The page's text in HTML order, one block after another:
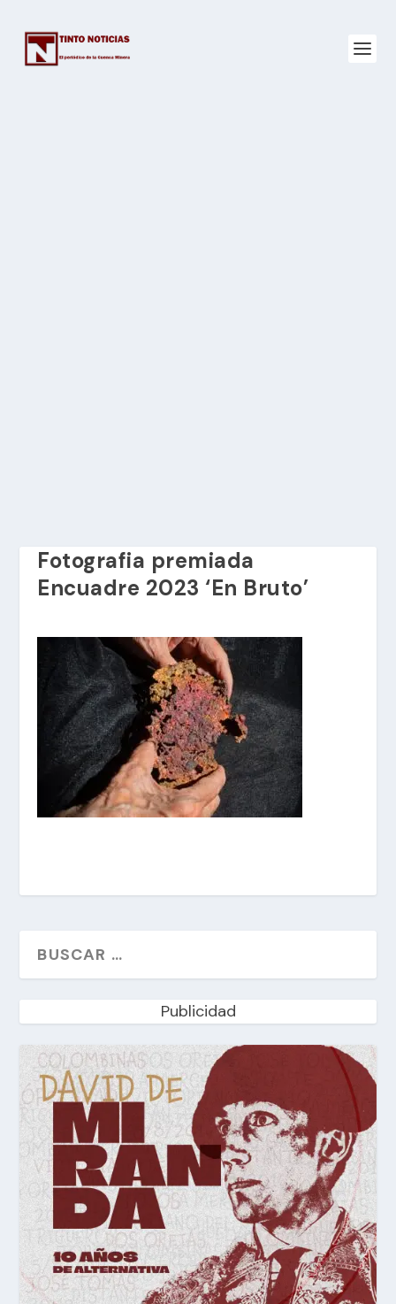
Fotografia premiada
Encuadre 2023 ‘En Bruto’
Publicidad